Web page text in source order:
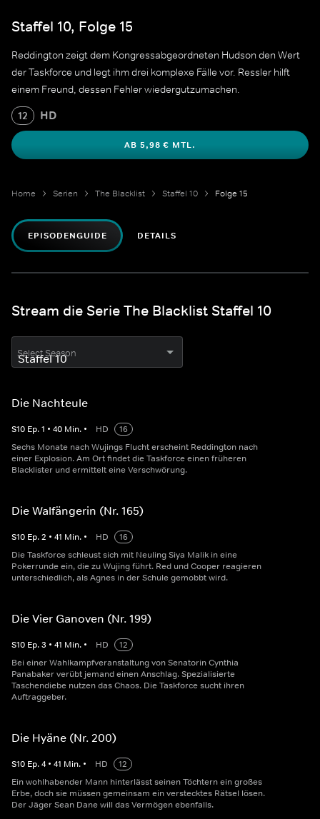
Staffel 10, Folge 15
Reddington zeigt dem Kongressabgeordneten Hudson den Wert
der Taskforce und legt ihm drei komplexe Fälle vor. Ressler hilft
einem Freund, dessen Fehler wiedergutzumachen.
12 HD
AB 5,98 € MTL.
Home Serien The Blacklist Staffel 10 Folge 15
EPISODENGUIDE DETAILS
Stream die Serie The Blacklist Staffel 10
Select Season
Die Nachteule
S10 Ep.1 • 40 Min. • HD
16
Sechs Monate nach Wujings Flucht erscheint Reddington nach
einer Explosion. Am Ort findet die Taskforce einen früheren
Blacklister und ermittelt eine Verschwörung.
Die Walfängerin (Nr. 165)
S10 Ep.2 • 41 Min. • HD
16
Die Taskforce schleust sich mit Neuling Siya Malik in eine
Pokerrunde ein, die zu Wujing führt. Red und Cooper reagieren
unterschiedlich, als Agnes in der Schule gemobbt wird.
Die Vier Ganoven (Nr. 199)
S10 Ep.3 • 41 Min. • HD
12
Bei einer Wahlkampfveranstaltung von Senatorin Cynthia
Panabaker verübt jemand einen Anschlag. Spezialisierte
Taschendiebe nutzen das Chaos. Die Taskforce sucht ihren
Auftraggeber.
Die Hyäne (Nr. 200)
S10 Ep.4 • 41 Min. • HD
12
Ein wohlhabender Mann hinterlässt seinen Töchtern ein großes
Erbe, doch sie müssen gemeinsam ein verstecktes Rätsel lösen.
Der Jäger Sean Dane will das Vermögen ebenfalls.